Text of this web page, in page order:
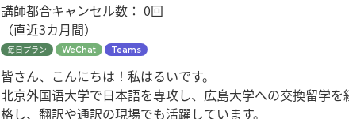
講師都合キャンセル数： 0回
（直近3カ月間）
毎日プラン WeChat Teams
皆さん、こんにちは！私はるいです。
北京外国语大学で日本語を専攻し、広島大学への交換留学
格し、翻訳や通訳の現場でも活躍しています。